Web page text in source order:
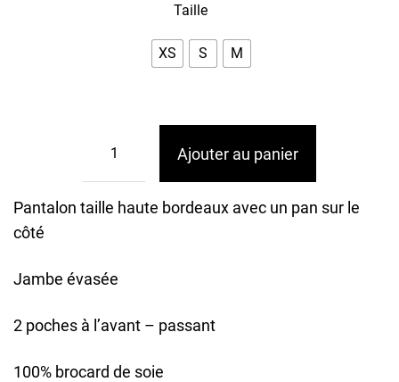
Pantalon taille haute bordeaux avec un pan sur le
côté
Jambe évasée
2 poches à l’avant – passant
100% brocard de soie
Taille
XS S M
Ajouter au panier